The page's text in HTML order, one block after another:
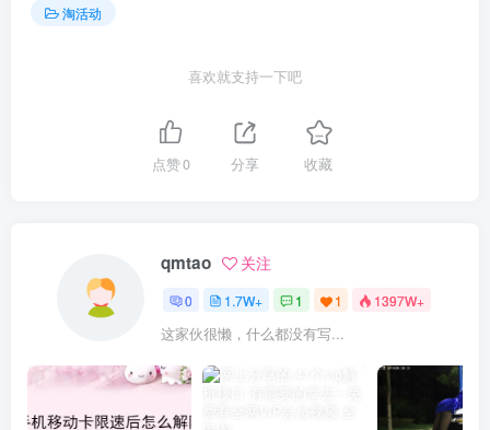
淘活动
喜欢就支持一下吧
点赞0 分享 收藏
qmtao 关注
0 1.7W+ 1 1 1397W+
这家伙很懒，什么都没有写...